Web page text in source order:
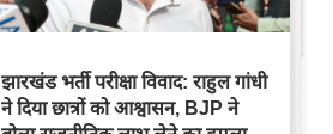
झारखंड भर्ती परीक्षा विवाद: राहुल गांधी
ने दिया छात्रों को आश्वासन, BJP ने